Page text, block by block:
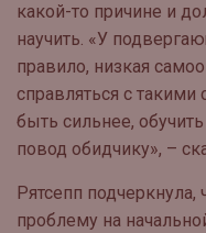
какой-то причине и
научить. «У
правило, низкая
справляться с
быть сильнее,
повод обидчику», –
Рятсепп
проблему на